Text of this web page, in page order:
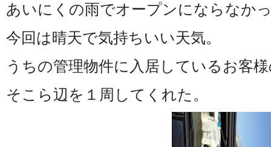
あいにくの雨でオープンにならなか
今回は晴天で気持ちいい天気。
うちの管理物件に入居しているお客
そこら辺を１周してくれた。